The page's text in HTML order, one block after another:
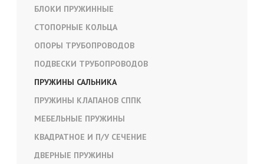
БЛОКИ ПРУЖИННЫЕ
СТОПОРНЫЕ КОЛЬЦА
ОПОРЫ ТРУБОПРОВОДОВ
ПОДВЕСКИ ТРУБОПРОВОДОВ
ПРУЖИНЫ САЛЬНИКА
ПРУЖИНЫ КЛАПАНОВ СППК
МЕБЕЛЬНЫЕ ПРУЖИНЫ
КВАДРАТНОЕ И П/У СЕЧЕНИЕ
ДВЕРНЫЕ ПРУЖИНЫ